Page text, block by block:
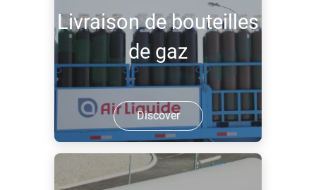
Livraison de bouteilles
de gaz
Discover